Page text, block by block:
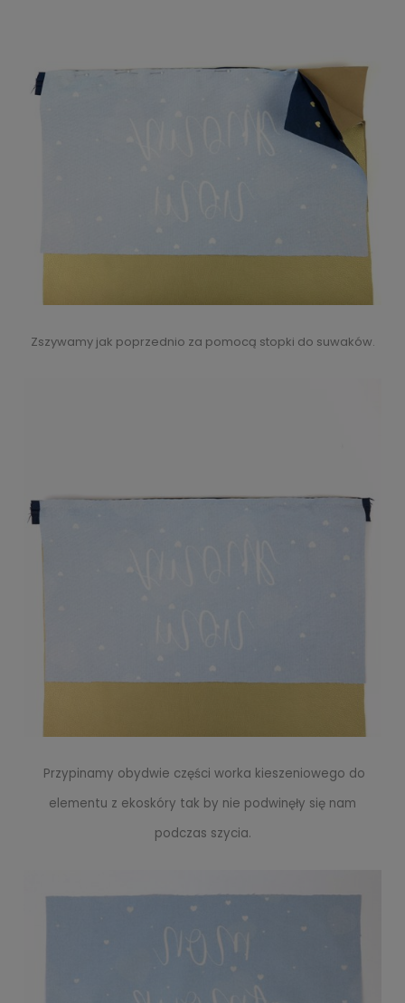
Zszywamy jak poprzednio za pomocą stopki do suwaków.
Przypinamy obydwie części worka kieszeniowego do
elementu z ekoskóry tak by nie podwinęły się nam
podczas szycia.